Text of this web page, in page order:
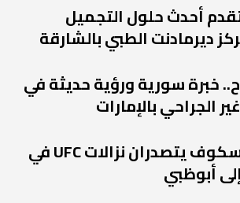
أحدث حلول التجميل
ديرمادنت الطبي بالشارقة
خبرة سورية ورؤية حديثة في
الجراحي بالإمارات
أنكالايف وغوسكوف يتصدران نزالات UFC في
أبوظبي